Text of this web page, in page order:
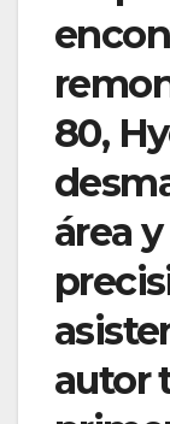
80,
área
autor